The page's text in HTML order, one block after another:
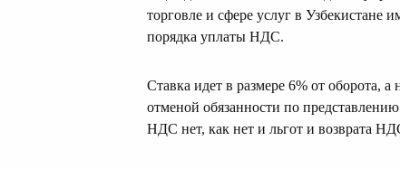
торговле и сфере услуг в Узбекистане
порядка уплаты НДС.
Ставка идет в размере 6% от оборота,
отменой обязанности по
НДС нет, как нет и льгот и возврата